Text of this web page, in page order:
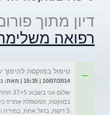
דיון מתוך
רפואה משלימה
טיפול במוקסה להיפוך
10/07/2014 | 15:35 | מאת: נטע
שלום
במוקסה, המטפלת אמרה כי